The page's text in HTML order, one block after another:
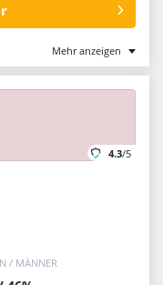
Mehr anzeigen
4.3/5
/ MÄNNER